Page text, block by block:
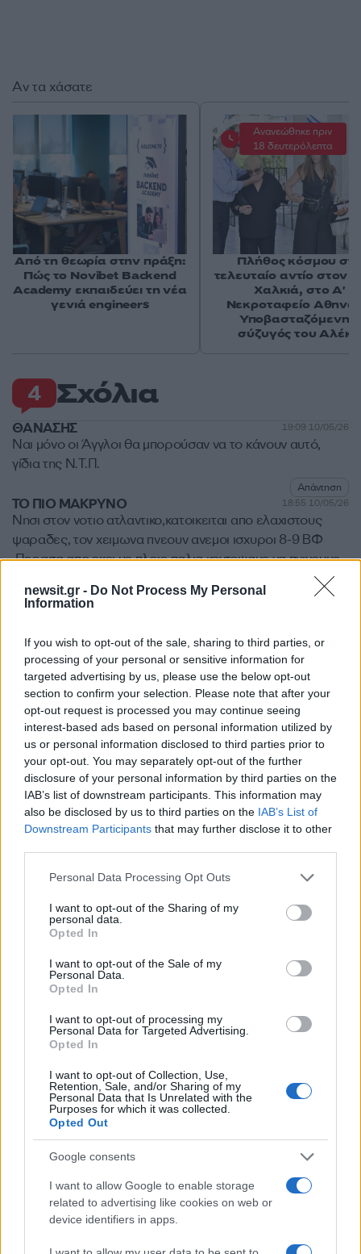
newsit.gr - Do Not Process My Personal
Information
If you wish to opt-out of the sale, sharing to third parties, or
processing of your personal or sensitive information for
targeted advertising by us, please use the below opt-out
section to confirm your selection. Please note that after your
opt-out request is processed you may continue seeing
interest-based ads based on personal information utilized by
us or personal information disclosed to third parties prior to
your opt-out. You may separately opt-out of the further
disclosure of your personal information by third parties on the
IAB’s list of downstream participants. This information may
also be disclosed by us to third parties on the IAB’s List of
Downstream Participants that may further disclose it to other
Please note that this website/app uses one or more Google
not limited to your visit or usage behaviour. You may click to
grant or deny consent to Google and its third-party tags to
use your data for below specified purposes in below Google
consent section.
Personal Data Processing Opt Outs
I want to opt-out of the Sharing of my
personal data.
Opted In
I want to opt-out of the Sale of my
Personal Data.
Opted In
I want to opt-out of processing my
Personal Data for Targeted Advertising.
Opted In
I want to opt-out of Collection, Use,
Retention, Sale, and/or Sharing of my
Personal Data that Is Unrelated with the
Purposes for which it was collected.
Opted Out
Google consents
I want to allow Google to enable storage
related to advertising like cookies on web or
device identifiers in apps.
4 Σχόλια
ΘΑΝΑΣΗΣ 19:09 10/05/26
Ναι μόνο οι Άγγλοι θα μπορούσαν να το κάνουν αυτό,
γίδια της Ν.Τ.Π.
Απάντηση
ΤΟ ΠΙΟ ΜΑΚΡΥΝΟ 18:55 10/05/26
Νησι στον νοτιο ατλαντικο,κατοικειται απο ελαχιστους
ψαραδες, τον χειμωνα πνεουν ανεμοι ισχυροι 8-9 ΒΦ
.Περασα απο εκει με πλοιο παλια κοντεψαμε να πνιγουμε
Σχολίασε εδώ
50 /50
2000 /2000
Υποβολή σχολίου
Όροι Χρήσης. Το site προστατεύεται από reCAPTCHA, ισχύουν
Πολιτική Απορρήτου
Κόσμος
Share:
ενημερωθείτε πρώτοι για όλη την ειδησεογραφία και τα
τελευταία νέα της ημέρας
Αν τα χάσατε
Από τη θεωρία στην πράξη:
Πώς το Novibet Backend
Academy εκπαιδεύει τη νέα
γενιά engineers
Ανανεώθηκε πριν
18 δευτερόλεπτα
Πλήθος κόσμου
τελευταίο αντίο στον
Χαλκιά, στο Α'
Νεκροταφείο
Υποβασταζόμενη η
σύζυγός του Αλέκα
Πιο δημοφιλή
Κυψέλη: Ο περίεργος ηλικιωμένος και το